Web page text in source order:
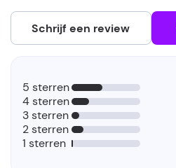
Schrijf een review
5 sterren
4 sterren
3 sterren
2 sterren
1 sterren